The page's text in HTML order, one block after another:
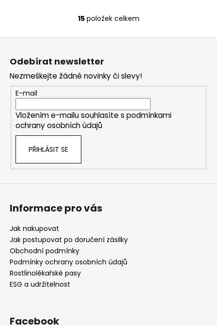
O
v
a
c
í
p
r
ý
p
15položek celkem
Odebírat newsletter
Nezmeškejte žádné novinky či slevy!
E-mail
Vložením e-mailu souhlasíte s podmínkami
ochrany osobních údajů
PŘIHLÁSIT SE
Informace pro vás
Jak nakupovat
Jak postupovat po doručení zásilky
Obchodní podmínky
Podmínky ochrany osobních údajů
Rostlinolékařské pasy
ESG a udržitelnost
Facebook